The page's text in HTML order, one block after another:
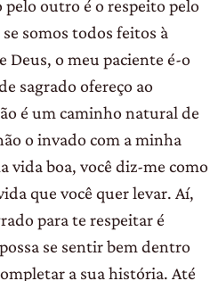
outro é o respeito pelo
somos todos feitos à
Deus, o meu paciente é-o
sagrado ofereço ao
é um caminho natural de
o invado com a minha
vida boa, você diz-me como
que você quer levar. Aí,
para te respeitar é
se sentir bem dentro
a sua história. Até